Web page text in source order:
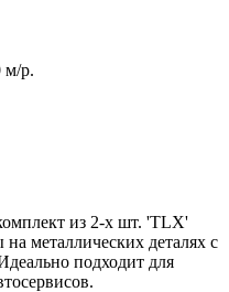
м/р.
из 2-х шт. 'TLX'
на металлических деталях с
подходит для